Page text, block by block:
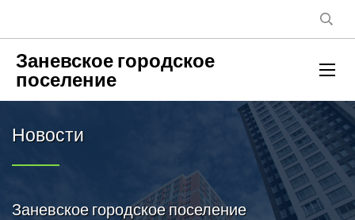
Заневское городское
поселение
Новости
Заневское городское поселение